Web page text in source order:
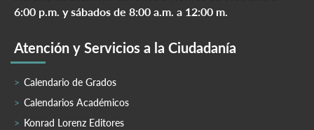
6:00 p.m. y sábados de 8:00 a.m. a 12:00 m.
Atención y Servicios a la Ciudadanía
Calendario de Grados
Calendarios Académicos
Konrad Lorenz Editores